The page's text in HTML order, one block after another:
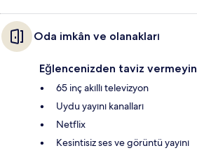
Oda imkân ve olanakları
Eğlencenizden taviz vermeyin
65 inç akıllı televizyon
Uydu yayını kanalları
Netflix
Kesintisiz ses ve görüntü yayını